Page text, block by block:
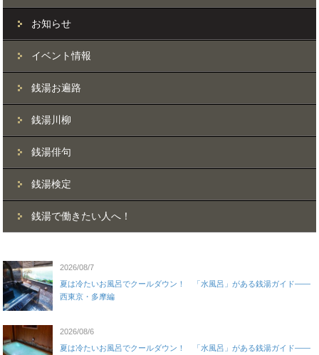
お知らせ
イベント情報
銭湯お遍路
銭湯川柳
銭湯俳句
銭湯検定
銭湯で働きたい人へ！
2026/08/7
夏は冷たいお風呂でクールダウン！ 「水風呂」がある銭湯ガイド——
西東京・多摩編
2026/08/6
夏は冷たいお風呂でクールダウン！ 「水風呂」がある銭湯ガイド——